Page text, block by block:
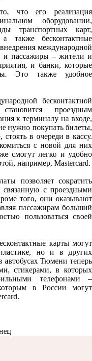
что его реализация
оборудовании,
транспортных карт,
также бесконтактные
международной
и пассажиры – жители и
и банки, которые
Это также удобное
бесконтактной
проездным
к терминалу на входе,
нужно покупать билеты,
в очереди в кассу.
с новой для них
смогут легко и удобно
например, Mastercard.
позволяет сократить
связанную с проездными
того, они оказывают
пассажирам больший
пользоваться своей
карты могут
но и в других
автобусах Тюмени теперь
стикерами, в которых
телефонами –
в России могут